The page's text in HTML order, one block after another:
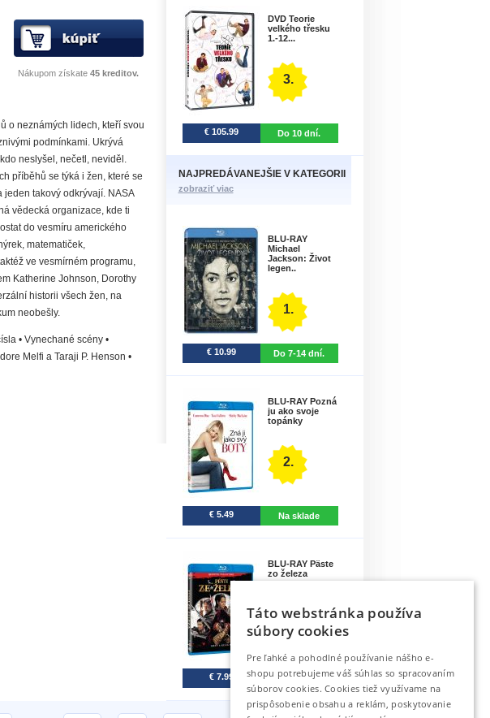
Nákupom získate 45 kreditov.
o neznámých lidech, kteří svou
podmínkami. Ukrývá
neslyšel, nečetl, neviděl.
příběhů se týká i žen, které se
jeden takový odkrývají. NASA
vědecká organizace, kde ti
do vesmíru amerického
matematiček,
ve vesmírném programu,
Katherine Johnson, Dorothy
historii všech žen, na
neobešly.
• Vynechané scény •
Melfi a Taraji P. Henson •
DVD Teorie
velkého třesku
1.-12...
3.
€ 105.99 Do 10 dní.
NAJPREDÁVANEJŠIE V KATEGORII
zobraziť viac
BLU-RAY
Michael
Jackson: Život
legen..
1.
€ 10.99 Do 7-14 dní.
BLU-RAY Pozná
ju ako svoje
topánky
2.
€ 5.49 Na sklade
BLU-RAY Päste
zo železa
3.
€ 7.99 Do 10 dní.
Táto webstránka používa
súbory cookies
Pre ľahké a pohodlné používanie nášho e-
shopu potrebujeme váš súhlas so spracovaním
súborov cookies. Cookies tiež využívame na
prispôsobenie obsahu a reklám, poskytovanie